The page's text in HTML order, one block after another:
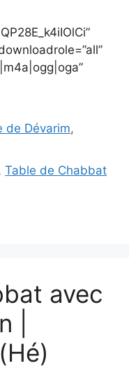
de Dévarim,
Table de Chabbat
avec
|